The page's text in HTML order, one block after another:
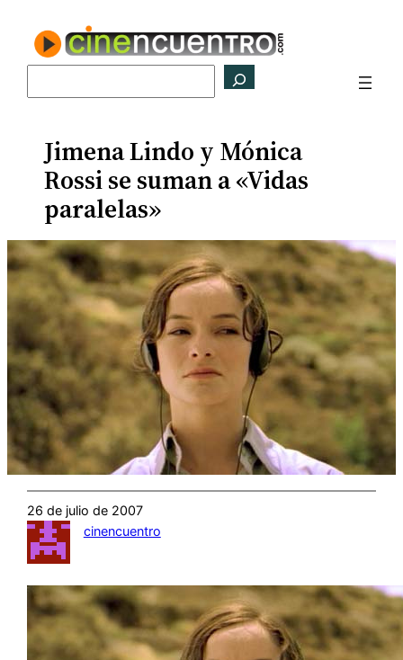
contenido
Jimena Lindo y Mónica
Rossi se suman a «Vidas
paralelas»
26 de julio de 2007
cinencuentro